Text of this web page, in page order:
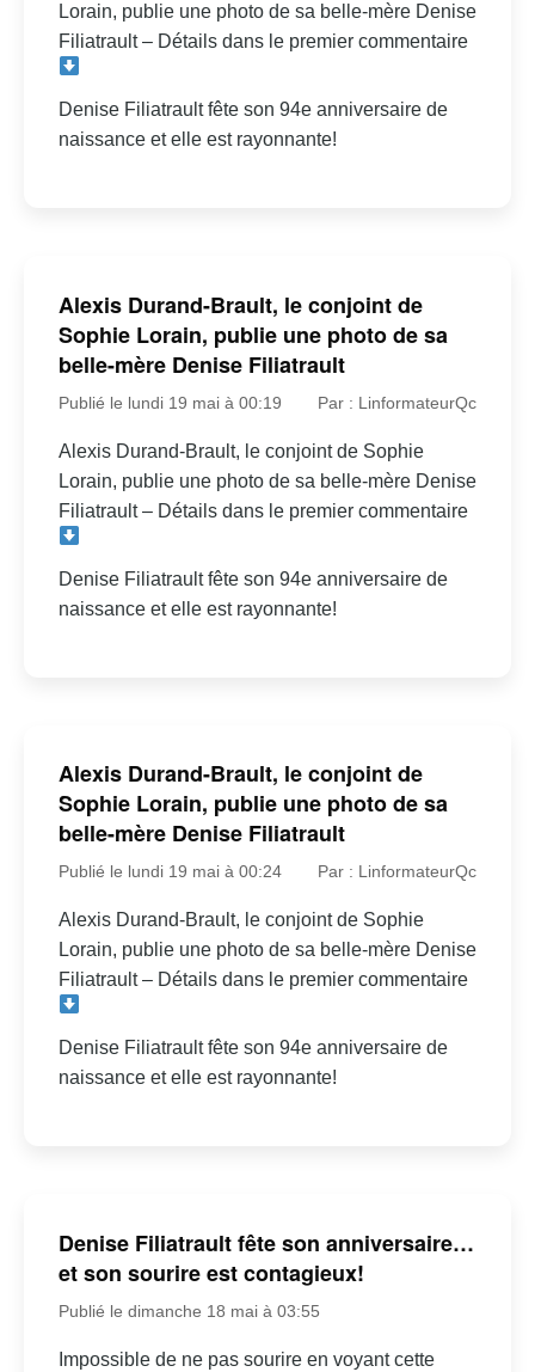
Lorain, publie une photo de sa belle-mère Denise
Filiatrault – Détails dans le premier commentaire
Denise Filiatrault fête son 94e anniversaire de
naissance et elle est rayonnante!
Alexis Durand-Brault, le conjoint de
Sophie Lorain, publie une photo de sa
belle-mère Denise Filiatrault
Publié le lundi 19 mai à 00:19 Par : LinformateurQc
Alexis Durand-Brault, le conjoint de Sophie
Lorain, publie une photo de sa belle-mère Denise
Filiatrault – Détails dans le premier commentaire
Denise Filiatrault fête son 94e anniversaire de
naissance et elle est rayonnante!
Alexis Durand-Brault, le conjoint de
Sophie Lorain, publie une photo de sa
belle-mère Denise Filiatrault
Publié le lundi 19 mai à 00:24 Par : LinformateurQc
Alexis Durand-Brault, le conjoint de Sophie
Lorain, publie une photo de sa belle-mère Denise
Filiatrault – Détails dans le premier commentaire
Denise Filiatrault fête son 94e anniversaire de
naissance et elle est rayonnante!
Denise Filiatrault fête son anniversaire…
et son sourire est contagieux!
Publié le dimanche 18 mai à 03:55
Impossible de ne pas sourire en voyant cette